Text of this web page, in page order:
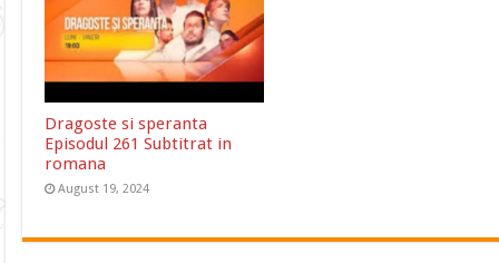
Dragoste si speranta
Episodul 261 Subtitrat in
romana
August 19, 2024